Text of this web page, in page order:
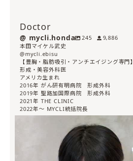
Doctor
mycli.honda 245
9,886
本田マイケル武史
@mycli.ebisu
【豊胸・脂肪吸引・アンチエイジング専門】
形成・美容外科医
アメリカ生まれ
2016年 がん研有明病院 形成外科
2019年 聖路加国際病院 形成外科
2021年 THE CLINIC
2022年〜 MYCLI統括院長
mycli.honda
7月 30